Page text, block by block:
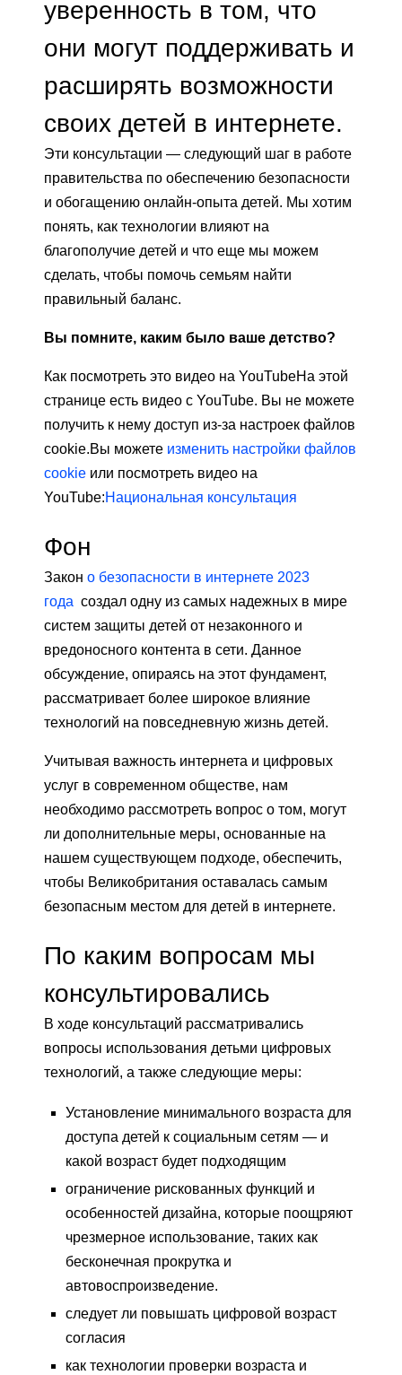
уверенность в том, что
они могут поддерживать и
расширять возможности
своих детей в интернете.
Эти консультации — следующий шаг в работе
правительства по обеспечению безопасности
и обогащению онлайн-опыта детей. Мы хотим
понять, как технологии влияют на
благополучие детей и что еще мы можем
сделать, чтобы помочь семьям найти
правильный баланс.
Вы помните, каким было ваше детство?
Как посмотреть это видео на YouTubeНа этой
странице есть видео с YouTube. Вы не можете
получить к нему доступ из-за настроек файлов
cookie.Вы можете изменить настройки файлов
cookie или посмотреть видео на
YouTube:Национальная консультация
Фон
Закон о безопасности в интернете 2023
года создал одну из самых надежных в мире
систем защиты детей от незаконного и
вредоносного контента в сети. Данное
обсуждение, опираясь на этот фундамент,
рассматривает более широкое влияние
технологий на повседневную жизнь детей.
Учитывая важность интернета и цифровых
услуг в современном обществе, нам
необходимо рассмотреть вопрос о том, могут
ли дополнительные меры, основанные на
нашем существующем подходе, обеспечить,
чтобы Великобритания оставалась самым
безопасным местом для детей в интернете.
По каким вопросам мы
консультировались
В ходе консультаций рассматривались
вопросы использования детьми цифровых
технологий, а также следующие меры:
Установление минимального возраста для
доступа детей к социальным сетям — и
какой возраст будет подходящим
ограничение рискованных функций и
особенностей дизайна, которые поощряют
чрезмерное использование, таких как
бесконечная прокрутка и
автовоспроизведение.
следует ли повышать цифровой возраст
согласия
как технологии проверки возраста и